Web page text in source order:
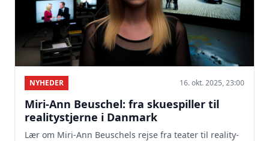
NYHEDER 16. okt. 2025, 23:00
Miri-Ann Beuschel: fra skuespiller til
realitystjerne i Danmark
Lær om Miri-Ann Beuschels rejse fra teater til reality-